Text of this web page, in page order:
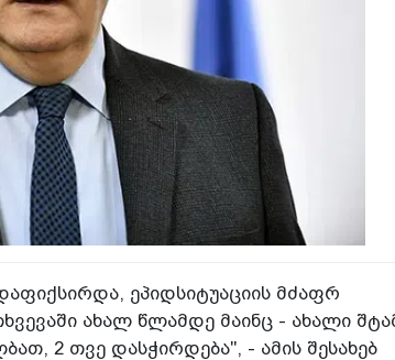
ეპიდსიტუაციის მძაფრ
ახალ წლამდე მაინც - ახალი
2 თვე დასჭირდება", - ამის შესახებ